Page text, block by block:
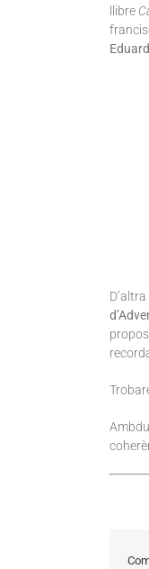
llibre